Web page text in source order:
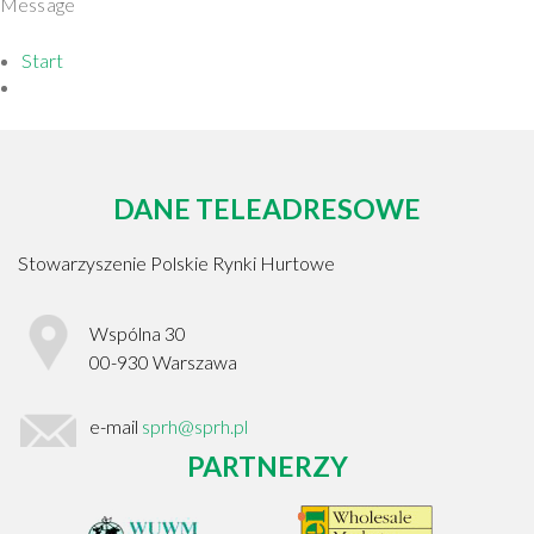
Start
DANE TELEADRESOWE
Stowarzyszenie Polskie Rynki Hurtowe
Wspólna 30
00-930 Warszawa
e-mail sprh@sprh.pl
PARTNERZY